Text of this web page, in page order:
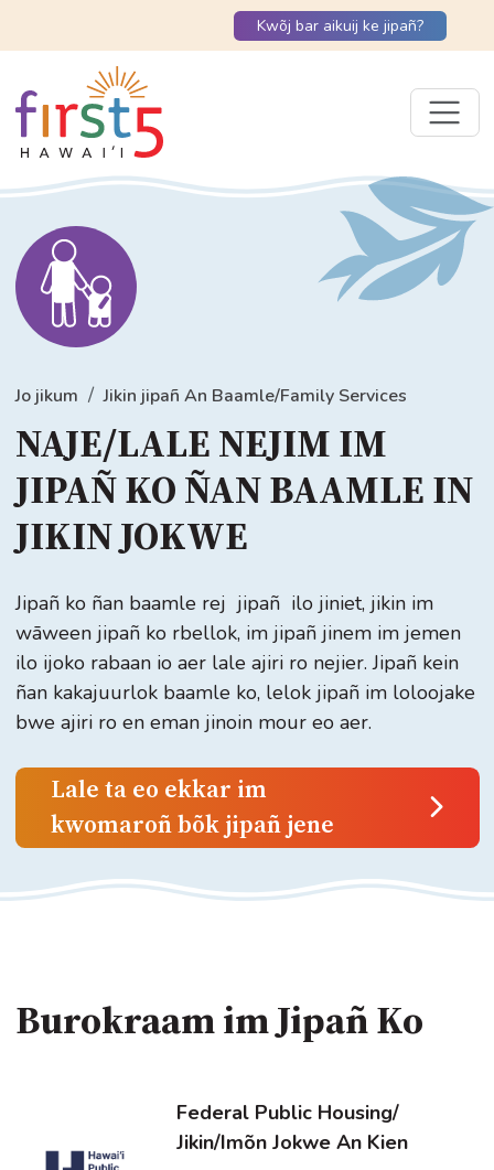
Kwõj bar aikuij ke jipañ?
Jo jikum Jikin jipañ An Baamle/Family Services
NAJE/LALE NEJIM IM
JIPAÑ KO ÑAN BAAMLE IN
JIKIN JOKWE
Jipañ ko ñan baamle rej jipañ ilo jiniet, jikin im
wāween jipañ ko rbellok, im jipañ jinem im jemen
ilo ijoko rabaan io aer lale ajiri ro nejier. Jipañ kein
ñan kakajuurlok baamle ko, lelok jipañ im loloojake
bwe ajiri ro en eman jinoin mour eo aer.
Lale ta eo ekkar im
kwomaroñ bõk jipañ jene
Burokraam im Jipañ Ko
Federal Public Housing/
Jikin/Imõn Jokwe An Kien